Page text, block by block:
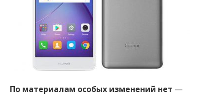
По материалам особых изменений нет —